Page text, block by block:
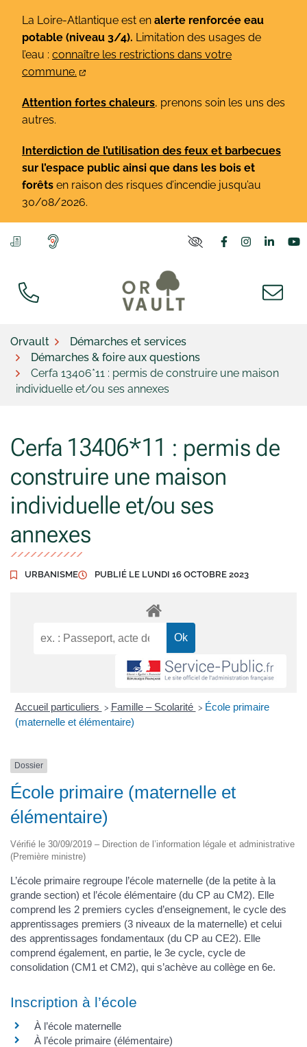
contenu
La Loire-Atlantique est en alerte renforcée eau
potable (niveau 3/4). Limitation des usages de
l’eau : connaître les restrictions dans votre
commune.
Attention fortes chaleurs, prenons soin les uns des
autres.
Interdiction de l’utilisation des feux et barbecues
sur l’espace public ainsi que dans les bois et
forêts en raison des risques d’incendie jusqu’au
30/08/2026.
Lien vers le
Lien vers
Lien
Orvault
Démarches et services
Démarches & foire aux questions
Cerfa 13406*11 : permis de construire une maison
individuelle et/ou ses annexes
Cerfa 13406*11 : permis de
construire une maison
individuelle et/ou ses
annexes
URBANISME PUBLIÉ LE LUNDI 16 OCTOBRE 2023
Accueil particuliers > Famille – Scolarité > École primaire
(maternelle et élémentaire)
Dossier
École primaire (maternelle et
élémentaire)
Vérifié le 30/09/2019 – Direction de l’information légale et administrative
(Première ministre)
L’école primaire regroupe l’école maternelle (de la petite à la
grande section) et l’école élémentaire (du CP au CM2). Elle
comprend les 2 premiers cycles d’enseignement, le cycle des
apprentissages premiers (3 niveaux de la maternelle) et celui
des apprentissages fondamentaux (du CP au CE2). Elle
comprend également, en partie, le 3e cycle, cycle de
consolidation (CM1 et CM2), qui s’achève au collège en 6e.
Inscription à l’école
À l’école maternelle
À l’école primaire (élémentaire)